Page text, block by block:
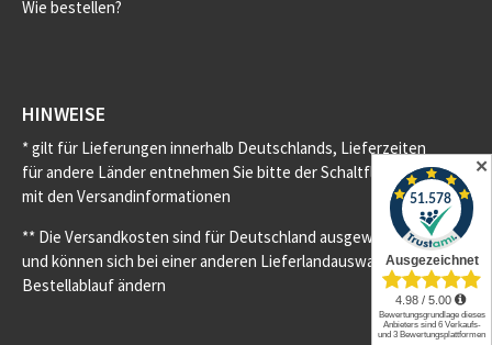
Wie bestellen?
HINWEISE
* gilt für Lieferungen innerhalb Deutschlands, Lieferzeiten
für andere Länder entnehmen Sie bitte der Schaltfläche
mit den Versandinformationen
** Die Versandkosten sind für Deutschland ausgewiesen
und können sich bei einer anderen Lieferlandauswahl im
Bestellablauf ändern
✕